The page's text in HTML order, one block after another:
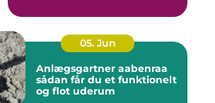
05. Jun
Anlægsgartner aabenraa
sådan får du et funktionelt
og flot uderum